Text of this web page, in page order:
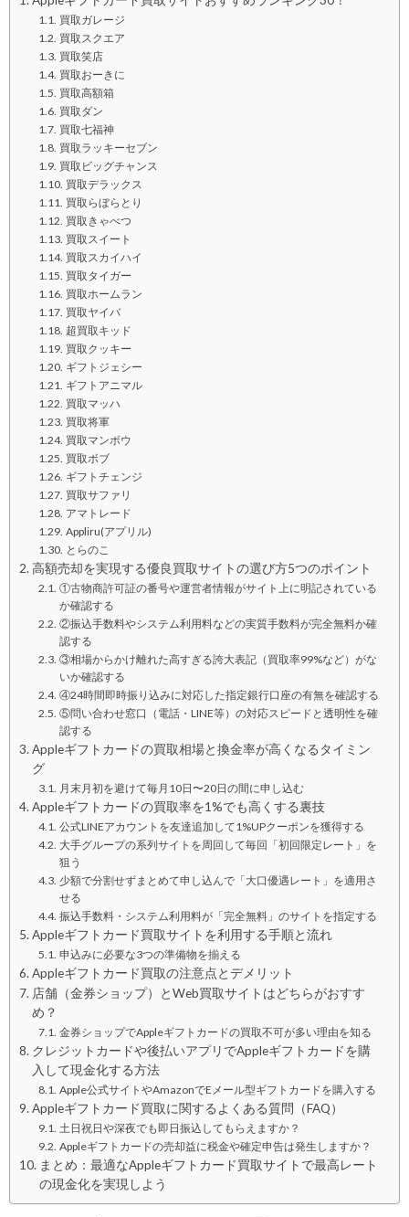
買取ガレージ
買取スクエア
買取笑店
買取おーきに
買取高額箱
買取ダン
買取七福神
買取ラッキーセブン
買取ビッグチャンス
買取デラックス
買取らぼらとり
買取きゃべつ
買取スイート
買取スカイハイ
買取タイガー
買取ホームラン
買取ヤイバ
超買取キッド
買取クッキー
ギフトジェシー
ギフトアニマル
買取マッハ
買取将軍
買取マンボウ
買取ボブ
ギフトチェンジ
買取サファリ
アマトレード
Appliru(アプリル)
とらのこ
高額売却を実現する優良買取サイトの選び方5つのポイント
①古物商許可証の番号や運営者情報がサイト上に明記されている
か確認する
②振込手数料やシステム利用料などの実質手数料が完全無料か確
認する
③相場からかけ離れた高すぎる誇大表記（買取率99%など）がな
いか確認する
④24時間即時振り込みに対応した指定銀行口座の有無を確認する
⑤問い合わせ窓口（電話・LINE等）の対応スピードと透明性を確
認する
Appleギフトカードの買取相場と換金率が高くなるタイミン
グ
月末月初を避けて毎月10日〜20日の間に申し込む
Appleギフトカードの買取率を1%でも高くする裏技
公式LINEアカウントを友達追加して1%UPクーポンを獲得する
大手グループの系列サイトを周回して毎回「初回限定レート」を
狙う
少額で分割せずまとめて申し込んで「大口優遇レート」を適用さ
せる
振込手数料・システム利用料が「完全無料」のサイトを指定する
Appleギフトカード買取サイトを利用する手順と流れ
申込みに必要な3つの準備物を揃える
Appleギフトカード買取の注意点とデメリット
店舗（金券ショップ）とWeb買取サイトはどちらがおすす
め？
金券ショップでAppleギフトカードの買取不可が多い理由を知る
クレジットカードや後払いアプリでAppleギフトカードを購
入して現金化する方法
Apple公式サイトやAmazonでEメール型ギフトカードを購入する
Appleギフトカード買取に関するよくある質問（FAQ）
土日祝日や深夜でも即日振込してもらえますか？
Appleギフトカードの売却益に税金や確定申告は発生しますか？
まとめ：最適なAppleギフトカード買取サイトで最高レート
の現金化を実現しよう